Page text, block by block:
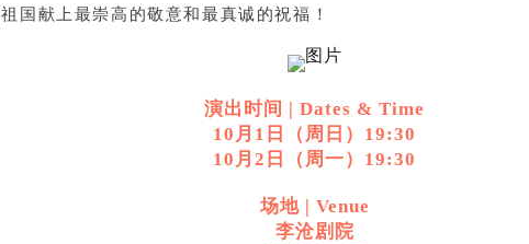
祖国献上最崇高的敬意和最真诚的祝福！
演出时间 | Dates & Time
10月1日（周日）19:30
10月2日（周一）19:30
场地 | Venue
李沧剧院